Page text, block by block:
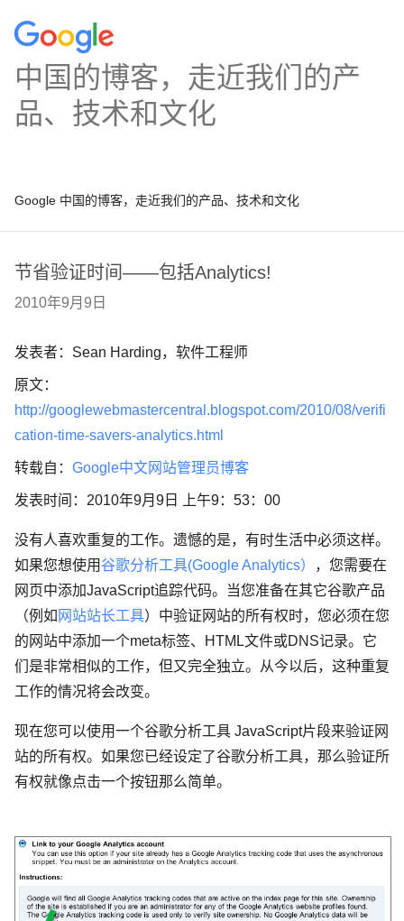
中国的博客，走近我们的产
品、技术和文化
Google 中国的博客，走近我们的产品、技术和文化
节省验证时间——包括Analytics!
2010年9月9日
发表者：Sean Harding，软件工程师
原文：
http://googlewebmastercentral.blogspot.com/2010/08/verifi
cation-time-savers-analytics.html
转载自： Google中文网站管理员博客
发表时间：2010年9月9日 上午9：53：00
没有人喜欢重复的工作。遗憾的是，有时生活中必须这样。
如果您想使用谷歌分析工具(Google Analytics）
，您需要在
网页中添加JavaScript追踪代码。当您准备在其它谷歌产品
（例如 网站站长工具）中验证网站的所有权时，您必须在您
的网站中添加一个meta标签、HTML文件或DNS记录。它
们是非常相似的工作，但又完全独立。从今以后，这种重复
工作的情况将会改变。
现在您可以使用一个谷歌分析工具 JavaScript片段来验证网
站的所有权。如果您已经设定了谷歌分析工具，那么验证所
有权就像点击一个按钮那么简单。